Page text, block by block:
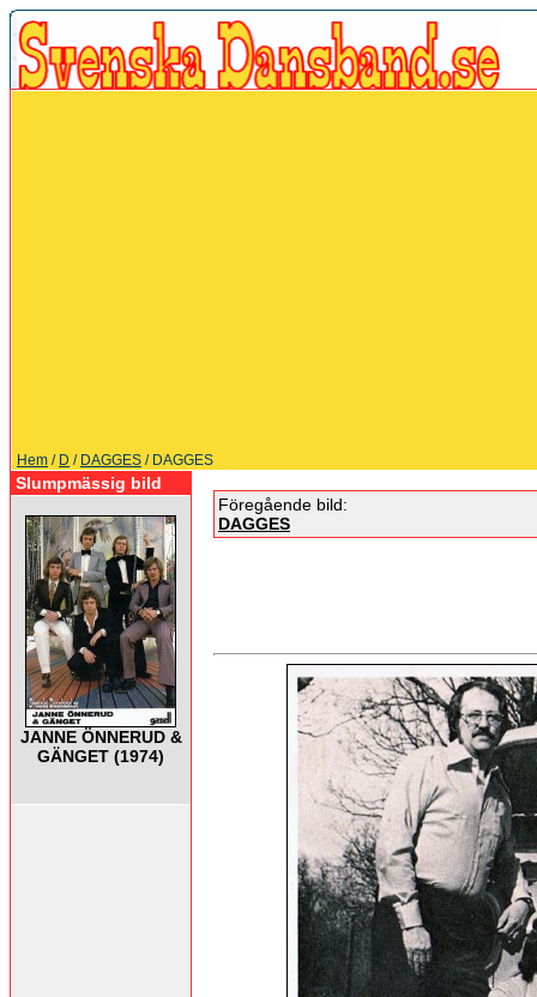
Hem / D / DAGGES / DAGGES
Slumpmässig bild
JANNE ÖNNERUD &
GÄNGET (1974)
Föregående bild:
DAGGES